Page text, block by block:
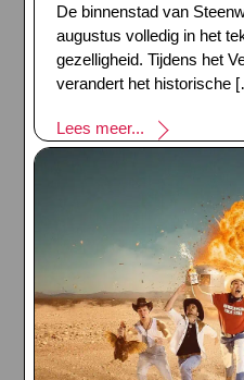
De binnenstad van
augustus volledig in het
gezelligheid. Tijdens het
verandert het historische
Lees meer...